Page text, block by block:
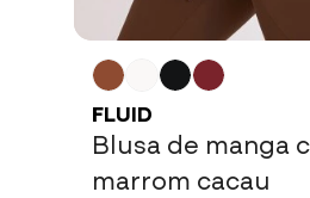
FLUID
Blusa de manga
marrom cacau